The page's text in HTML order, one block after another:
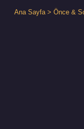
Ana Sayfa > Önce &